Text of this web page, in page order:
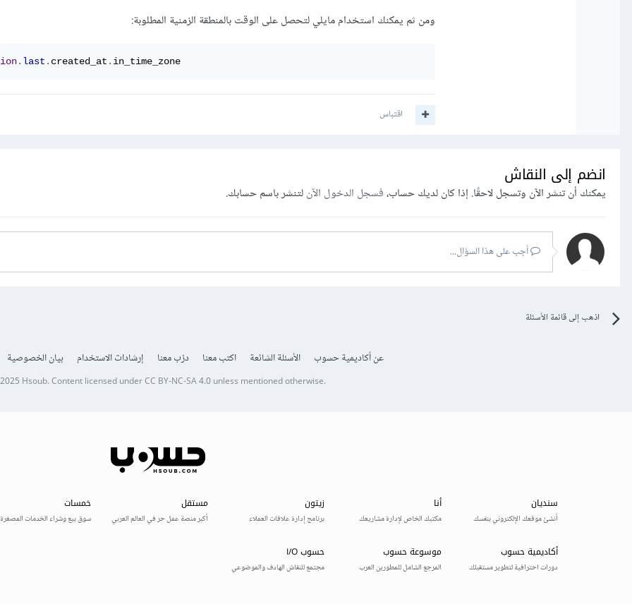
ومن ثم يمكنك استخدام مايلي لتحصل على الوقت بالمنطقة الزمنية المطلوبة:
. last . created_at . in_time_zone
اقتباس
انضم إلى النقاش
يمكنك أن تنشر الآن وتسجل لاحقًا. إذا كان لديك حساب،فسجل الدخول الآنلتنشر باسم حسابك.
أجب على هذا السؤال...
اذهب إلى قائمة الأسئلة
عن أكاديمية حسوب الأسئلة الشائعة اكتب معنا درّب معنا إرشادات الاستخدام بيان الخصوصية
Hsoub.Content licensed underCC BY-NC-SA 4.0unless mentioned otherwise.